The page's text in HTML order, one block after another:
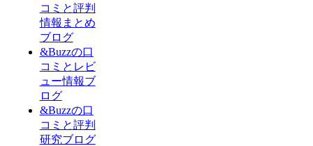
コミと評判
情報まとめ
ブログ
&Buzzの口
コミとレビ
ュー情報ブ
ログ
&Buzzの口
コミと評判
研究ブログ